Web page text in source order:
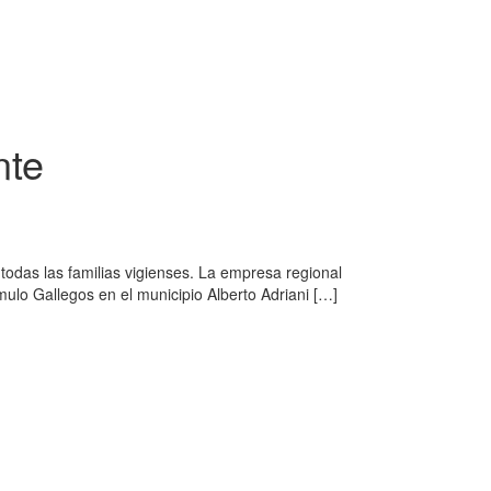
las familias vigienses. La empresa regional
Gallegos en el municipio Alberto Adriani […]